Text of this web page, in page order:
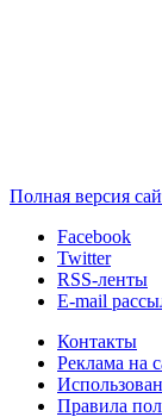
Полная версия
Facebook
Twitter
RSS-ленты
E-mail
Контакты
Реклама на
Правила